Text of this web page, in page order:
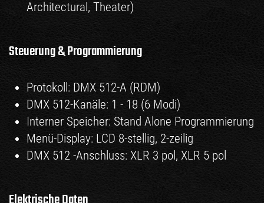
Architectural, Theater)
Steuerung & Programmierung
Protokoll: DMX 512-A (RDM)
DMX 512-Kanäle: 1 - 18 (6 Modi)
Interner Speicher: Stand Alone Programmierung
Menü-Display: LCD 8-stellig, 2-zeilig
DMX 512 -Anschluss: XLR 3 pol, XLR 5 pol